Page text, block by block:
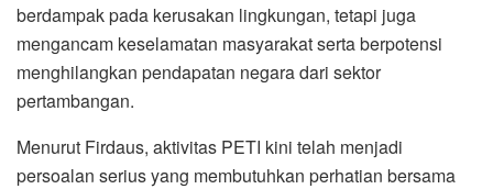
berdampak pada kerusakan lingkungan, tetapi juga
mengancam keselamatan masyarakat serta berpotensi
menghilangkan pendapatan negara dari sektor
pertambangan.
Menurut Firdaus, aktivitas PETI kini telah menjadi
persoalan serius yang membutuhkan perhatian bersama